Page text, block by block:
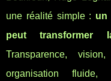
une réalité simple : un
peut transformer
Transparence,
organisation